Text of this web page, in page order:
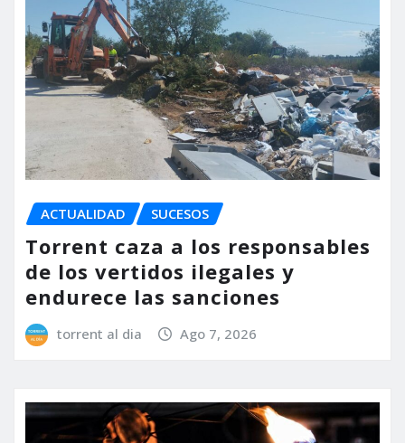
ACTUALIDAD SUCESOS
Torrent caza a los responsables
de los vertidos ilegales y
endurece las sanciones
torrent al dia Ago 7, 2026